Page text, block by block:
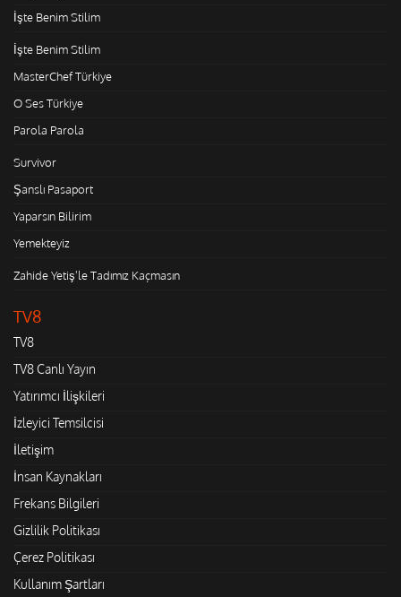
İşte Benim Stilim
İşte Benim Stilim
MasterChef Türkiye
O Ses Türkiye
Parola Parola
Survivor
Şanslı Pasaport
Yaparsın Bilirim
Yemekteyiz
Zahide Yetiş'le Tadımız Kaçmasın
TV8
TV8
TV8 Canlı Yayın
Yatırımcı İlişkileri
İzleyici Temsilcisi
İletişim
İnsan Kaynakları
Frekans Bilgileri
Gizlilik Politikası
Çerez Politikası
Kullanım Şartları